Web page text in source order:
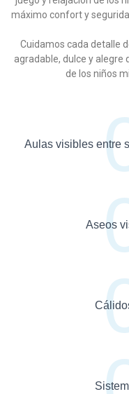
máximo confort y
Cuidamos cada detalle
agradable, dulce y alegre
de los niños
Aulas visibles entre
Aseos